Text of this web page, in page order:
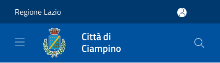
Regione Lazio
Città di
Ciampino